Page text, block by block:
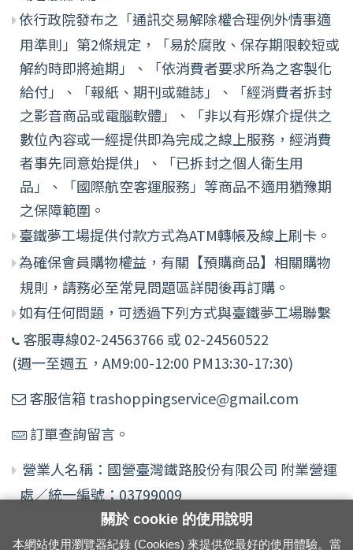
依行政院發布之「通訊交易解除權合理例外情事適
用準則」第2條規定，「易於腐敗、保存期限較短或
解約時即將逾期」、「依消費者要求所為之客製化
給付」、「報紙、期刊或雜誌」、「經消費者拆封
之影音商品或電腦軟體」、「非以有形媒介提供之
數位內容或一經提供即為完成之線上服務，經消費
者事先同意始提供」、「已拆封之個人衛生用
品」、「國際航空客運服務」等商品不適用猶豫期
之保障範圍。
臺鐵夢工場提供付款方式為ATM轉帳及線上刷卡。
為確保會員購物權益，有關【預購商品】相關購物
規則，請務必至常見問題區詳閱後再訂購。
如有任何問題，可透過下列方式與臺鐵夢工場聯繫
客服專線02-24563766 或 02-24560522
(週一至週五，AM9:00-12:00 PM13:30-17:30)
客服信箱 trashoppingservice@gmail.com
訂單查詢留言。
營業人名稱：國營臺灣鐵路股份有限公司 附業營運
處／統一編號：03799009
關於 cookie 的使用說明
本網站使用瀏覽器紀錄 (Cookies) 來提供您最好的使用體驗。當